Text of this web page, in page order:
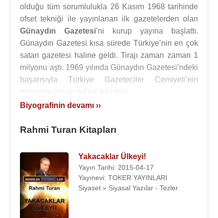
olduğu tüm sorumlulukla 26 Kasım 1968 tarihinde
ofset tekniği ile yayınlanan ilk gazetelerden olan
Günaydın Gazetesi’ni kurup yayına başlattı.
Günaydın Gazetesi kısa sürede Türkiye’nin en çok
satan gazetesi haline geldi. Tirajı zaman zaman 1
milyonu aştı. 1969 yılında Günaydın Gazetesi’ndeki
başarısıyla Türkiye Gazeteciler Cemiyeti’nin
mizanpaj başarı ödünü kazandı.
1983 yılında, Günaydın’ın yan yayını olan Tan
Yayınları tarafından dergi halinde basılan Kara
alanında büyük rekor kırdı.
1985 yılında Yeni Asır Grubu’nun patronu
Bilgin’le anlaşanRahmi Turan, Sabah Gazetesi’ni
hazırlayıp yayın hayatına soktu.
Biyografinin devamı ››
Rahmi Turan Kitapları
Yakacaklar Ülkeyi!
Yayın Tarihi: 2015-04-17
Yayınevi: TOKER YAYINLARI
Siyaset » Siyasal Yazılar - Tezler